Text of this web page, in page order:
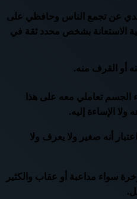
عن تجمع الناس وحافظي على
الاستعانة بشخص محدد ثقة في
أو القرف منه.
الجسم تعاملي معه على هذا
ولا الإساءة إليه.
أنه صغير ولا يعرف ولا
سواء مداعبة أو عقاب والكثير